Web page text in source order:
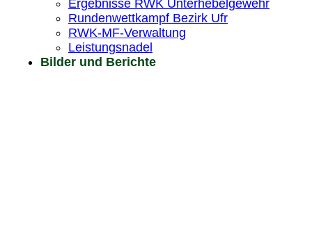
Ergebnisse RWK Unterhebelgewehr
Rundenwettkampf Bezirk Ufr
RWK-MF-Verwaltung
Leistungsnadel
Bilder und Berichte